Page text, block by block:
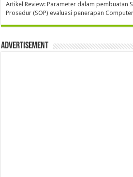
Artikel Review: Parameter dalam pembuatan
Prosedur (SOP) evaluasi penerapan
Advertisement